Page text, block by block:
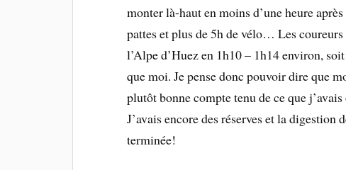
monter là-haut en moins d’une heure
pattes et plus de 5h de vélo… Les
l’Alpe d’Huez en 1h10 – 1h14 environ,
que moi. Je pense donc pouvoir dire que
plutôt bonne compte tenu de ce que
J’avais encore des réserves et la
terminée!